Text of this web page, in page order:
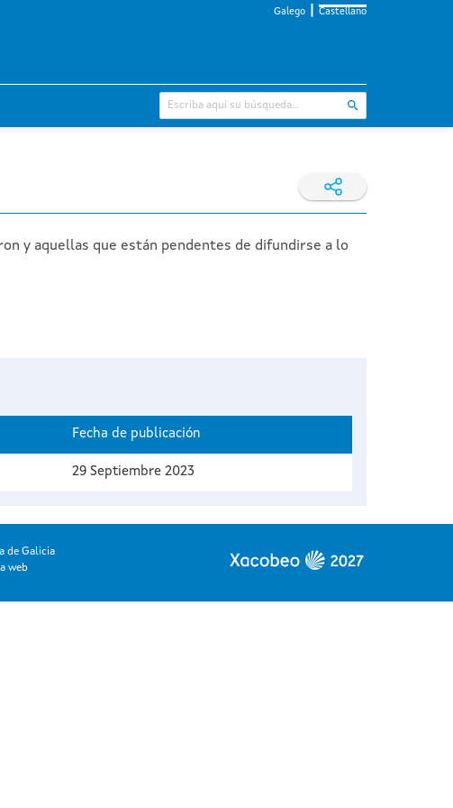
Galego Castellano
y aquellas que están pendentes de difundirse a lo
Fecha de publicación
29 Septiembre 2023
de Galicia
web